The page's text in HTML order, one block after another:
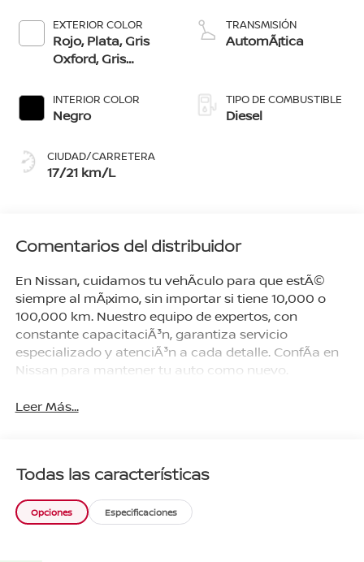
EXTERIOR COLOR
Rojo, Plata, Gris
Oxford, Gris
Blanco
INTERIOR COLOR
Negro
CIUDAD/CARRETERA
17/21 km/L
TRANSMISIÓN
AutomÃ¡tica
TIPO DE COMBUSTIBLE
Diesel
Comentarios del distribuidor
En Nissan, cuidamos tu vehÃ­culo para que estÃ©
siempre al mÃ¡ximo, sin importar si tiene 10,000 o
100,000 km. Nuestro equipo de expertos, con
constante capacitaciÃ³n, garantiza servicio
especializado y atenciÃ³n a cada detalle. ConfÃ­a en
Nissan para mantener tu auto como nuevo.
Leer Más...
Todas las características
Opciones Especificaciones